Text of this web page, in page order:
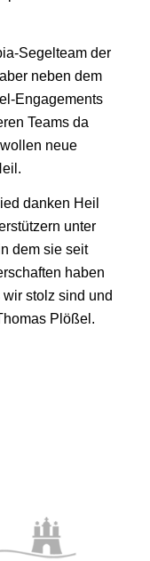
Segelteam der
neben dem
Engagements
Teams da
neue
danken Heil
unter
dem sie seit
haben
stolz sind und
Plößel.